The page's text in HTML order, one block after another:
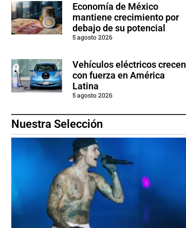
Economía de México
mantiene crecimiento por
debajo de su potencial
5 agosto 2026
Vehículos eléctricos crecen
con fuerza en América
Latina
5 agosto 2026
Nuestra Selección